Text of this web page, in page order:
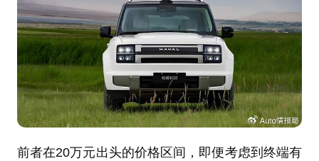
前者在20万元出头的价格区间，即便考虑到终端有